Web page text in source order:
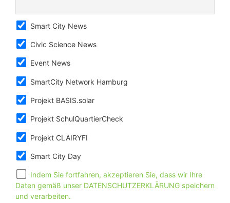
Smart City News
Civic Science News
Event News
SmartCity Network Hamburg
Projekt BASIS.solar
Projekt SchulQuartierCheck
Projekt CLAIRYFI
Smart City Day
Indem Sie fortfahren, akzeptieren Sie, dass wir Ihre
Daten gemäß unser DATENSCHUTZERKLÄRUNG speichern
und verarbeiten.